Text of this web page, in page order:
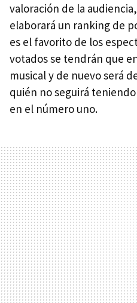
valoración de la
elaborará un ranking de
es el favorito de los
votados se tendrán que
musical y de nuevo será
quién no seguirá
en el número uno.